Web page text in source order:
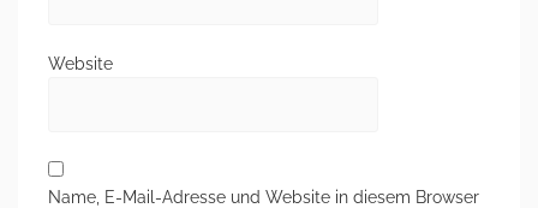
Website
Name, E-Mail-Adresse und Website in diesem Browser